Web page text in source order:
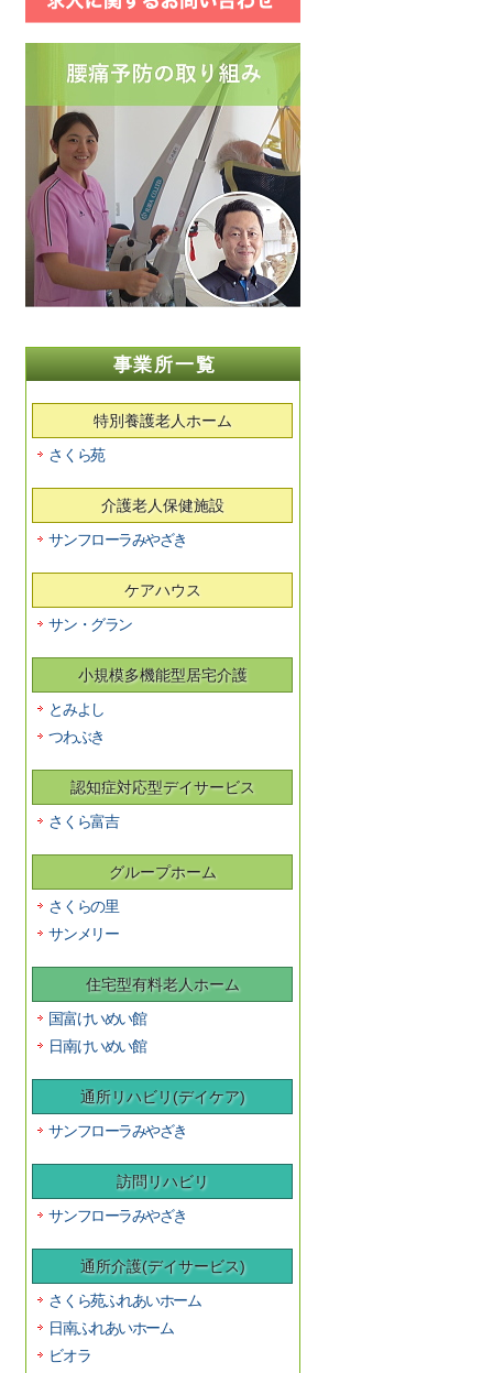
事業所一覧
特別養護老人ホーム
さくら苑
介護老人保健施設
サンフローラみやざき
ケアハウス
サン・グラン
小規模多機能型居宅介護
とみよし
つわぶき
認知症対応型デイサービス
さくら富吉
グループホーム
さくらの里
サンメリー
住宅型有料老人ホーム
国富けいめい館
日南けいめい館
通所リハビリ(デイケア)
サンフローラみやざき
訪問リハビリ
サンフローラみやざき
通所介護(デイサービス)
さくら苑ふれあいホーム
日南ふれあいホーム
ビオラ